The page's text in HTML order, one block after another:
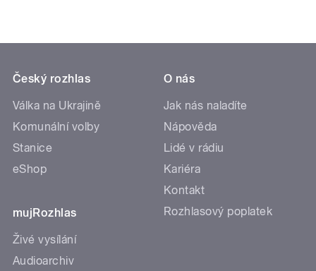
Český rozhlas
Válka na Ukrajině
Komunální volby
Stanice
eShop
mujRozhlas
Živé vysílání
Audioarchiv
O nás
Jak nás naladíte
Nápověda
Lidé v rádiu
Kariéra
Kontakt
Rozhlasový poplatek